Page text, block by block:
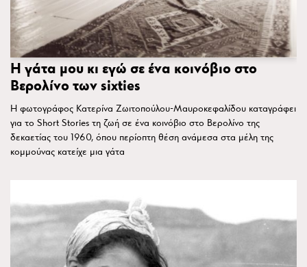
Η γάτα μου κι εγώ σε ένα κοινόβιο στο
Βερολίνο των sixties
Η φωτογράφος Κατερίνα Ζωιτοπούλου-Μαυροκεφαλίδου καταγράφει
για το Short Stories τη ζωή σε ένα κοινόβιο στο Βερολίνο της
δεκαετίας του 1960, όπου περίοπτη θέση ανάμεσα στα μέλη της
κομμούνας κατείχε μια γάτα